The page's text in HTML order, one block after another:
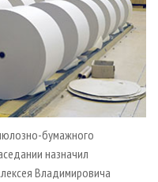
бумажного
назначил
Владимировича